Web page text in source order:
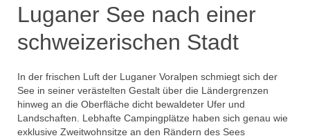
Luganer See nach einer
schweizerischen Stadt
In der frischen Luft der Luganer Voralpen schmiegt sich der
See in seiner verästelten Gestalt über die Ländergrenzen
hinweg an die Oberfläche dicht bewaldeter Ufer und
Landschaften. Lebhafte Campingplätze haben sich genau wie
exklusive Zweitwohnsitze an den Rändern des Sees